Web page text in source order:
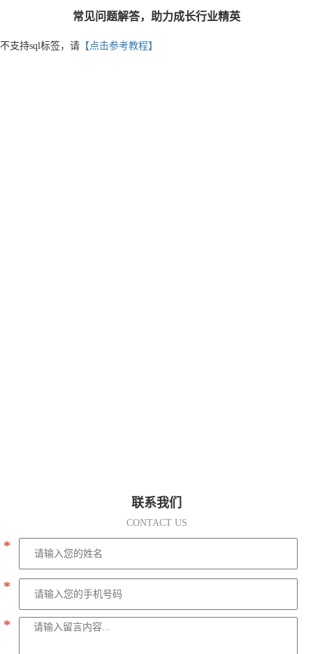
常见问题解答，助力成长行业精英
不支持sql标签，请 【点击参考教程】
联系我们
CONTACT US
*
*
*